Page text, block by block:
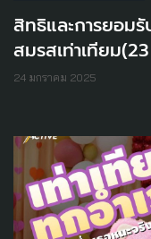
สิทธิและการยอม
สมรสเท่าเทียม
24 มกราคม 2025